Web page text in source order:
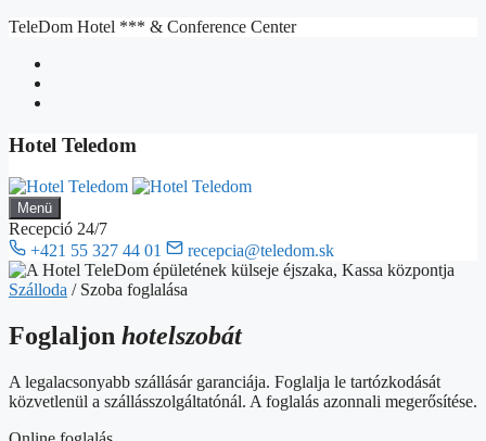
Kilépés
tartalomba
TeleDom Hotel *** & Conference Center
Hotel Teledom
Menü
Recepció 24/7
+421 55 327 44 01
recepcia@teledom.sk
Szálloda / Szoba foglalása
Foglaljon hotelszobát
A legalacsonyabb szállásár garanciája. Foglalja le tartózkodását
közvetlenül a szállásszolgáltatónál. A foglalás azonnali megerősítése.